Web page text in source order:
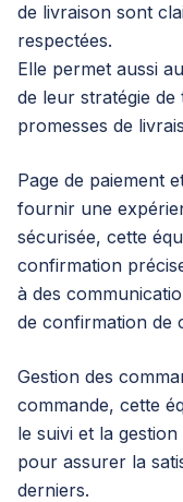
de livraison sont
respectées.
Elle permet aussi
de leur stratégie
promesses de
Page de paiement
fournir une
sécurisée, cette
confirmation
à des
de confirmation de
Gestion des
commande, cette
le suivi et la
pour assurer la
derniers.